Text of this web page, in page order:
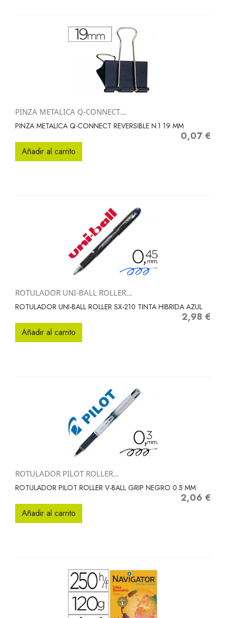
PINZA METALICA Q-CONNECT...
PINZA METALICA Q-CONNECT REVERSIBLE N.1 19 MM
Precio
0,07 €
Añadir al carrito
ROTULADOR UNI-BALL ROLLER...
ROTULADOR UNI-BALL ROLLER SX-210 TINTA HIBRIDA AZUL
Precio
2,98 €
Añadir al carrito
ROTULADOR PILOT ROLLER...
ROTULADOR PILOT ROLLER V-BALL GRIP NEGRO 0.5 MM
Precio
2,06 €
Añadir al carrito